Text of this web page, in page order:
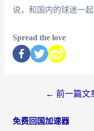
说，和国内的球迷一起
Spread the love
← 前一篇文
免费回国加速器